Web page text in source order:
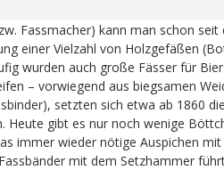
Fassmacher) kann man schon seit
einer Vielzahl von Holzgefäßen
wurden auch große Fässer für
– vorwiegend aus biegsamen
setzten sich etwa ab 1860
Heute gibt es nur noch wenige
immer wieder nötige Auspichen
mit dem Setzhammer